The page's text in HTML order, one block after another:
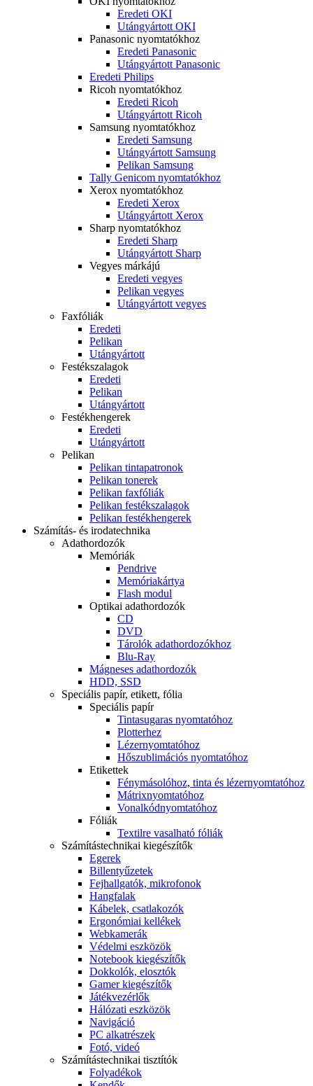
Eredeti OKI
Utángyártott OKI
Panasonic nyomtatókhoz
Eredeti Panasonic
Utángyártott Panasonic
Eredeti Philips
Ricoh nyomtatókhoz
Eredeti Ricoh
Utángyártott Ricoh
Samsung nyomtatókhoz
Eredeti Samsung
Utángyártott Samsung
Pelikan Samsung
Tally Genicom nyomtatókhoz
Xerox nyomtatókhoz
Eredeti Xerox
Utángyártott Xerox
Sharp nyomtatókhoz
Eredeti Sharp
Utángyártott Sharp
Vegyes márkájú
Eredeti vegyes
Pelikan vegyes
Utángyártott vegyes
Faxfóliák
Eredeti
Pelikan
Utángyártott
Festékszalagok
Eredeti
Pelikan
Utángyártott
Festékhengerek
Eredeti
Utángyártott
Pelikan
Pelikan tintapatronok
Pelikan tonerek
Pelikan faxfóliák
Pelikan festékszalagok
Pelikan festékhengerek
Számítás- és irodatechnika
Adathordozók
Memóriák
Pendrive
Memóriakártya
Flash modul
Optikai adathordozók
CD
DVD
Tárolók adathordozókhoz
Blu-Ray
Mágneses adathordozók
HDD, SSD
Speciális papír, etikett, fólia
Speciális papír
Tintasugaras nyomtatóhoz
Plotterhez
Lézernyomtatóhoz
Hőszublimációs nyomtatóhoz
Etikettek
Fénymásolóhoz, tinta és lézernyomtatóhoz
Mátrixnyomtatóhoz
Vonalkódnyomtatóhoz
Fóliák
Textilre vasalható fóliák
Számítástechnikai kiegészítők
Egerek
Billentyűzetek
Fejhallgatók, mikrofonok
Hangfalak
Kábelek, csatlakozók
Ergonómiai kellékek
Webkamerák
Védelmi eszközök
Notebook kiegészítők
Dokkolók, elosztók
Gamer kiegészítők
Játékvezérlők
Hálózati eszközök
Navigáció
PC alkatrészek
Fotó, videó
Számítástechnikai tisztítók
Folyadékok